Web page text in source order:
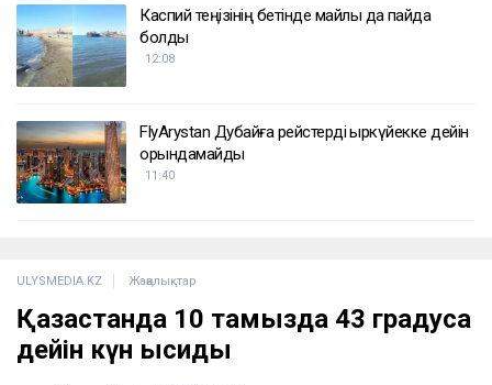
Каспий теңізінің бетінде майлы дақ пайда
болды
12:08
FlyArystan Дубайға рейстерді қыркүйекке дейін
орындамайды
11:40
ULYSMEDIA.KZ Жаңалықтар
Қазақстанда 10 тамызда 43 градусқа
дейін күн ысиды